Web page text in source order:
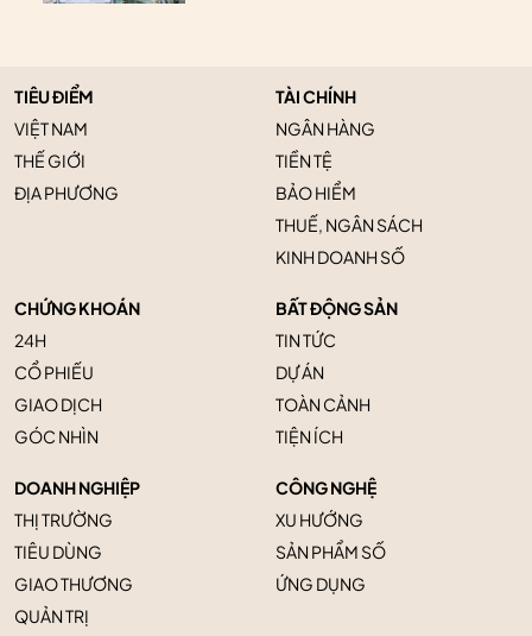
TIÊU ĐIỂM
VIỆT NAM
THẾ GIỚI
ĐỊA PHƯƠNG
TÀI CHÍNH
NGÂN HÀNG
TIỀN TỆ
BẢO HIỂM
THUẾ, NGÂN SÁCH
KINH DOANH SỐ
CHỨNG KHOÁN
24H
CỔ PHIẾU
GIAO DỊCH
GÓC NHÌN
BẤT ĐỘNG SẢN
TIN TỨC
DỰ ÁN
TOÀN CẢNH
TIỆN ÍCH
DOANH NGHIỆP
THỊ TRƯỜNG
TIÊU DÙNG
GIAO THƯƠNG
QUẢN TRỊ
CÔNG NGHỆ
XU HƯỚNG
SẢN PHẨM SỐ
ỨNG DỤNG